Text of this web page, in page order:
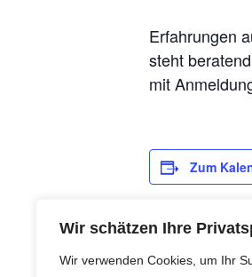
Wir schätzen Ihre
Wir verwenden Cookies, um Ihr
Erfahrungen
steht
mit
Zum